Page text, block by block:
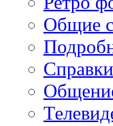
Общие
Справки